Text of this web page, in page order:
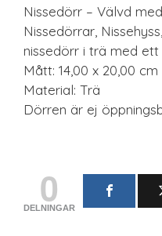
Nissedörr – Välvd
Nissedörrar,
nissedörr i trä med
Mått: 14,00 x 20,00 cm
Material: Trä
Dörren är ej
0
DELNINGAR